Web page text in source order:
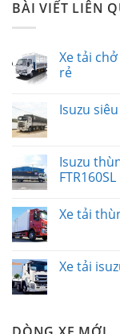
BÀI VIẾT LIÊN
Xe tải
rẻ
Isuzu
Isuzu
FTR160SL
Xe tải
Xe tải